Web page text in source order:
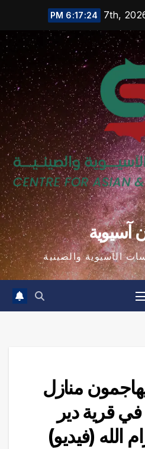
6:17:25 PM
آسيوية
الآسيوية والصينية
منازل
قرية دير
الله (فيديو)